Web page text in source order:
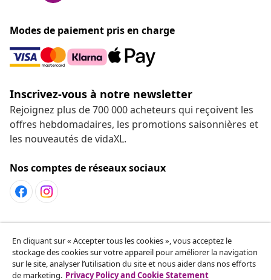
Modes de paiement pris en charge
Inscrivez-vous à notre newsletter
Rejoignez plus de 700 000 acheteurs qui reçoivent les
offres hebdomadaires, les promotions saisonnières et
les nouveautés de vidaXL.
Nos comptes de réseaux sociaux
Service Clients
vidaXL
En cliquant sur « Accepter tous les cookies », vous acceptez le
stockage des cookies sur votre appareil pour améliorer la navigation
sur le site, analyser l’utilisation du site et nous aider dans nos efforts
de marketing. Privacy Policy and Cookie Statement